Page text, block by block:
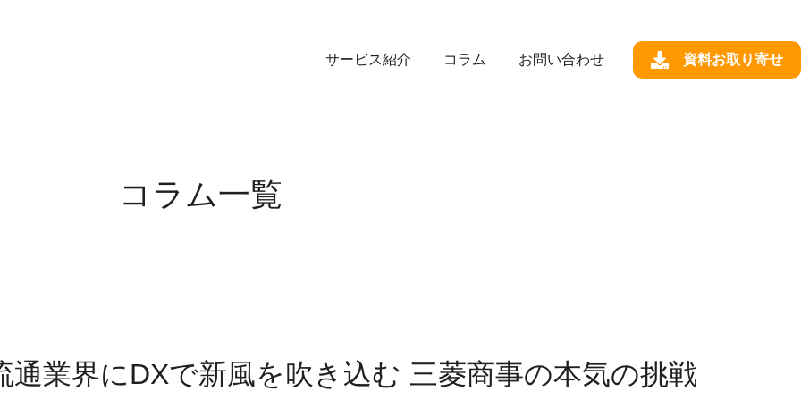
サービス紹介 コラム お問い合わせ 資料お取り寄せ
コラム一覧
通業界にDXで新風を吹き込む 三菱商事の本気の挑戦